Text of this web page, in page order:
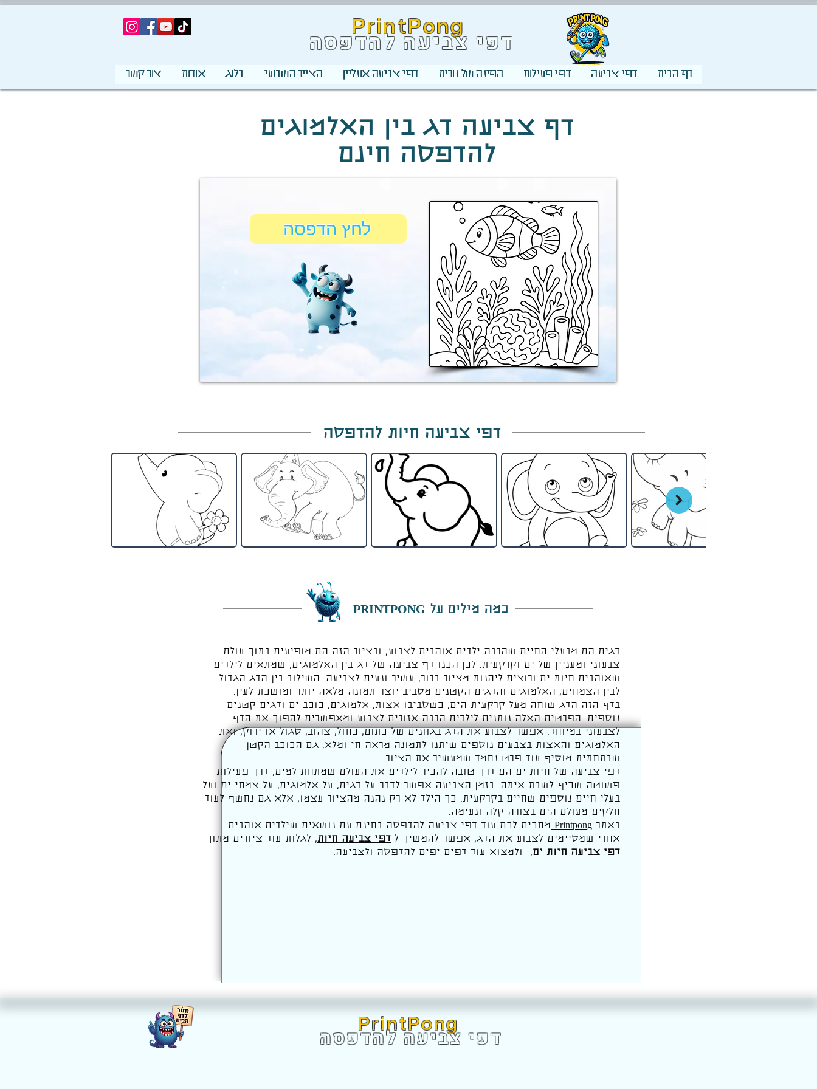
PrintPong
דפי צביעה להדפסה
דף הבית דפי צביעה דפי פעילות הפינה של נורית דפי צביעה אונליין הצייר השבועי בלוג אודות צור קשר
דף צביעה דג בין האלמוגים
להדפסה חינם
לחץ הדפסה
כמה מילים על PRINTPONG
דגים הם מבעלי החיים שהרבה ילדים אוהבים לצבוע, ובציור הזה הם מופיעים בתוך עולם
צבעוני ומעניין של ים וקרקעית. לכן הכנו דף צביעה של דג בין האלמוגים, שמתאים לילדים
שאוהבים חיות ים ורוצים ליהנות מציור ברור, עשיר ונעים לצביעה. השילוב בין הדג הגדול
לבין הצמחים, האלמוגים והדגים הקטנים מסביב יוצר תמונה מלאה יותר ומושכת לעין.
בדף הזה הדג שוחה מעל קרקעית הים, כשסביבו אצות, אלמוגים, כוכב ים ודגים קטנים
נוספים. הפרטים האלה נותנים לילדים הרבה אזורים לצבוע ומאפשרים להפוך את הדף
לצבעוני במיוחד. אפשר לצבוע את הדג בגוונים של כתום, כחול, צהוב, סגול או ירוק, ואת
האלמוגים והאצות בצבעים נוספים שיתנו לתמונה מראה חי ומלא. גם הכוכב הקטן
שבתחתית מוסיף עוד פרט נחמד שמעשיר את הציור.
דפי צביעה של חיות ים הם דרך טובה להכיר לילדים את העולם שמתחת למים, דרך פעילות
פשוטה שכיף לשבת איתה. בזמן הצביעה אפשר לדבר על דגים, על אלמוגים, על צמחי ים ועל
בעלי חיים נוספים שחיים בקרקעית. כך הילד לא רק נהנה מהציור עצמו, אלא גם נחשף לעוד
חלקים מעולם הים בצורה קלה ונעימה.
באתר Printpong מחכים לכם עוד דפי צביעה להדפסה בחינם עם נושאים שילדים אוהבים.
אחרי שמסיימים לצבוע את הדג, אפשר להמשיך ל־דפי צביעה חיות, לגלות עוד ציורים מתוך
דפי צביעה חיות ים, ולמצוא עוד דפים יפים להדפסה ולצביעה.
PrintPong
דפי צביעה להדפסה